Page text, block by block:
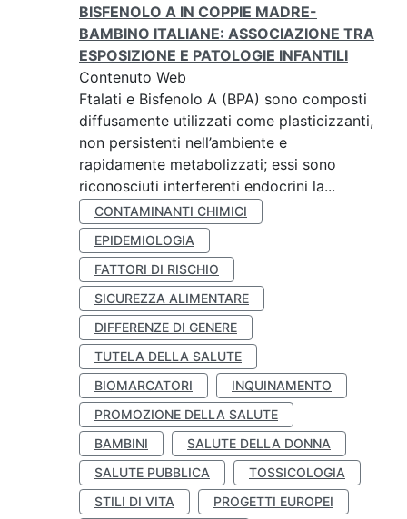
BISFENOLO A IN COPPIE MADRE-
BAMBINO ITALIANE: ASSOCIAZIONE TRA
ESPOSIZIONE E PATOLOGIE INFANTILI
Contenuto Web
Ftalati e Bisfenolo A (BPA) sono composti
diffusamente utilizzati come plasticizzanti,
non persistenti nell’ambiente e
rapidamente metabolizzati; essi sono
riconosciuti interferenti endocrini la...
CONTAMINANTI CHIMICI
EPIDEMIOLOGIA
FATTORI DI RISCHIO
SICUREZZA ALIMENTARE
DIFFERENZE DI GENERE
TUTELA DELLA SALUTE
BIOMARCATORI
INQUINAMENTO
PROMOZIONE DELLA SALUTE
BAMBINI
SALUTE DELLA DONNA
SALUTE PUBBLICA
TOSSICOLOGIA
STILI DI VITA
PROGETTI EUROPEI